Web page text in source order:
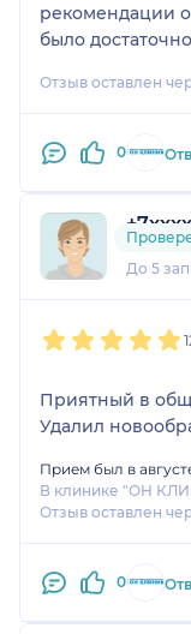
рекомендации
было
Отзыв оставлен
0
1 отзыв
До 5
Приятный в
Удалил
Прием был в
В клинике "ОН
Отзыв оставлен
0